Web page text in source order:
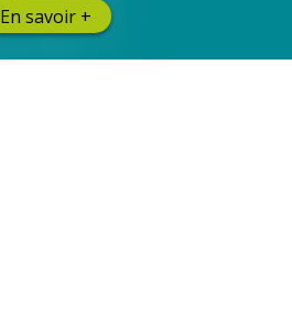
En savoir +